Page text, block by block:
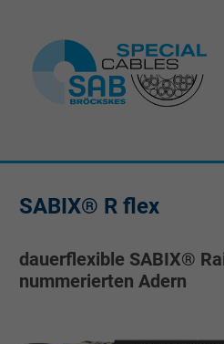
SABIX® R flex
dauerflexible SABIX®
nummerierten Adern